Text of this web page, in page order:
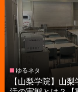
ゆるネタ
【山梨学院】山